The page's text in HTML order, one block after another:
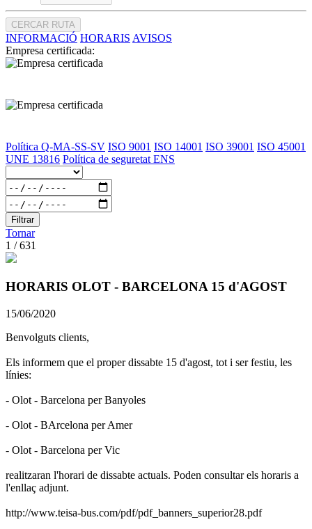
CERCAR RUTA
INFORMACIÓ HORARIS AVISOS
Empresa certificada:
Política Q-MA-SS-SV ISO 9001 ISO 14001 ISO 39001 ISO 45001
UNE 13816 Política de seguretat ENS
Filtrar
Tornar
1 / 631
HORARIS OLOT - BARCELONA 15 d'AGOST
15/06/2020
Benvolguts clients,
Els informem que el proper dissabte 15 d'agost, tot i ser festiu, les
línies:
- Olot - Barcelona per Banyoles
- Olot - BArcelona per Amer
- Olot - Barcelona per Vic
realitzaran l'horari de dissabte actuals. Poden consultar els horaris a
l'enllaç adjunt.
http://www.teisa-bus.com/pdf/pdf_banners_superior28.pdf